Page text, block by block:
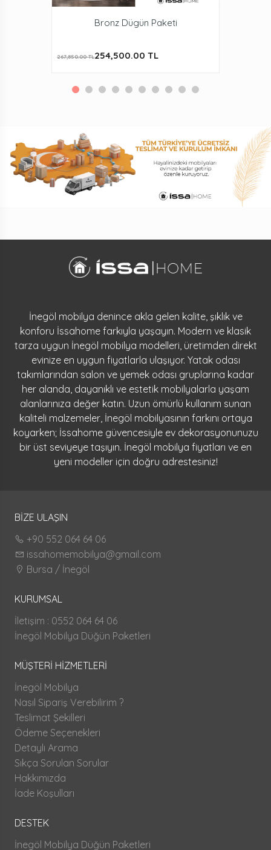
Bronz Dügün Paketi
267,850.00 TL254,500.00 TL
İnegöl mobilya denince akla gelen kalite, şıklık ve
konforu İssahome farkıyla yaşayın. Modern ve klasik
tarza uygun İnegöl mobilya modelleri, üretimden direkt
evinize en uygun fiyatlarla ulaşıyor. Yatak odası
takımlarından salon ve yemek odası gruplarına kadar
her alanda, dayanıklı ve estetik mobilyalarla yaşam
alanlarınıza değer katın. Uzun ömürlü kullanım sunan
kaliteli malzemeler, İnegöl mobilyasının farkını ortaya
koyarken; İssahome güvencesiyle ev dekorasyonunuzu
bir üst seviyeye taşıyın. İnegöl mobilya fiyatları ve en
yeni modeller için doğru adrestesiniz!
BİZE ULAŞIN
+90 552 064 64 06
issahomemobilya@gmail.com
Bursa / İnegöl
KURUMSAL
İletişim : 0552 064 64 06
İnegöl Mobilya Düğün Paketleri
MÜŞTERİ HİZMETLERİ
İnegöl Mobilya
Nasıl Sipariş Verebilirim ?
Teslimat Şekilleri
Ödeme Seçenekleri
Detaylı Arama
Sıkça Sorulan Sorular
Hakkımızda
İade Koşulları
DESTEK
İnegöl Mobilya Düğün Paketleri